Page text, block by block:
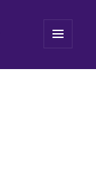
WIDGETS